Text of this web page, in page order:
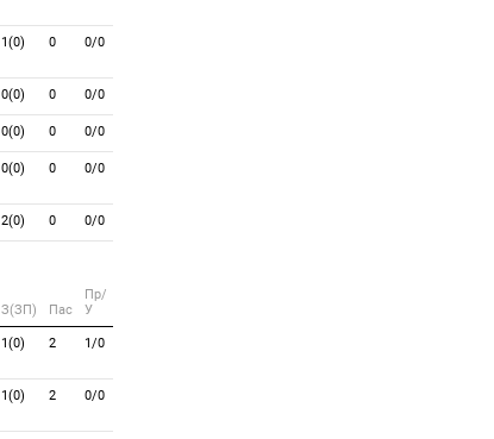
1(0) 0 0/0
0(0) 0 0/0
0(0) 0 0/0
0(0) 0 0/0
2(0) 0 0/0
З(ЗП) Пас
Пр/
У
1(0) 2 1/0
1(0) 2 0/0